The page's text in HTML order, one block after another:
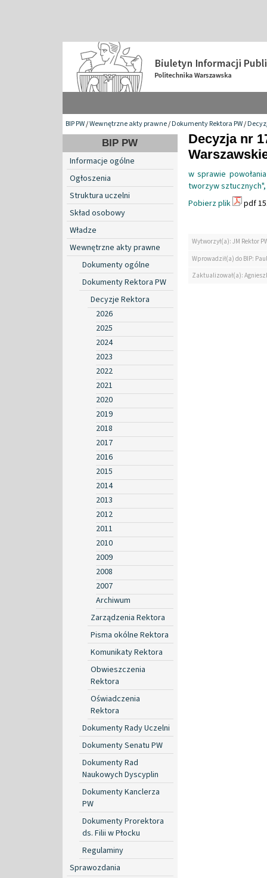
BIP PW/Wewnętrzne akty prawne/Dokumenty Rektora PW/
BIP PW
Informacje ogólne
Ogłoszenia
Struktura uczelni
Skład osobowy
Władze
Wewnętrzne akty prawne
Dokumenty ogólne
Dokumenty Rektora PW
Decyzje Rektora
2026
2025
2024
2023
2022
2021
2020
2019
2018
2017
2016
2015
2014
2013
2012
2011
2010
2009
2008
2007
Archiwum
Zarządzenia Rektora
Pisma okólne Rektora
Komunikaty Rektora
Obwieszczenia
Rektora
Oświadczenia
Rektora
Dokumenty Rady Uczelni
Dokumenty Senatu PW
Dokumenty Rad
Naukowych Dyscyplin
Dokumenty Kanclerza
PW
Dokumenty Prorektora
ds. Filii w Płocku
Regulaminy
Sprawozdania
Decyzja nr
w sprawie
tworzyw
Pobierz plik
pdf
Wytworzył(a): JM Rektor
Wprowadził(a) do BIP:
Zaktualizował(a):